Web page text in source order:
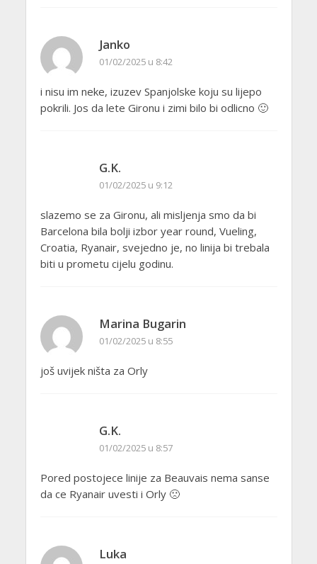
Janko
01/02/2025 u 8:42
i nisu im neke, izuzev Spanjolske koju su lijepo
pokrili. Jos da lete Gironu i zimi bilo bi odlicno 🙂
G.K.
01/02/2025 u 9:12
slazemo se za Gironu, ali misljenja smo da bi
Barcelona bila bolji izbor year round, Vueling,
Croatia, Ryanair, svejedno je, no linija bi trebala
biti u prometu cijelu godinu.
Marina Bugarin
01/02/2025 u 8:55
još uvijek ništa za Orly
G.K.
01/02/2025 u 8:57
Pored postojece linije za Beauvais nema sanse
da ce Ryanair uvesti i Orly 🙁
Luka